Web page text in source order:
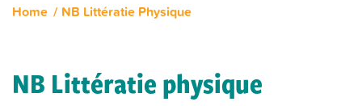
Home NB Littératie Physique
NB Littératie physique